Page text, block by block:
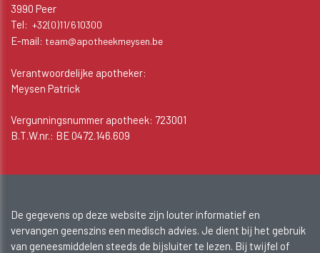
3990 Peer
Tel: +32(0)11/610300
E-mail: team@apotheekmeysen.be
Verantwoordelijke apotheker:
Meysen Patrick
Vergunningsnummer apotheek: 723001
B.T.W.nr.: BE 0472.146.609
De gegevens op deze website zijn louter informatief en
vervangen geenszins een medisch advies. Je dient bij het gebruik
van geneesmiddelen steeds de bijsluiter te lezen. Bij twijfel of